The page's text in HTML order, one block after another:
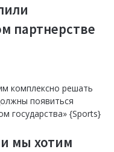
партнерстве
мы хотим